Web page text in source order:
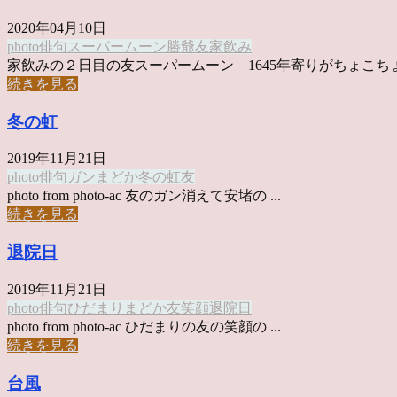
2020年04月10日
photo俳句スーパームーン 勝爺友家飲み
家飲みの２日目の友スーパームーン 1645年寄りがちょこち
続きを見る
冬の虹
2019年11月21日
photo俳句ガン まどか冬の虹友
photo from photo-ac 友のガン消えて安堵の ...
続きを見る
退院日
2019年11月21日
photo俳句ひだまり まどか友笑顔退院日
photo from photo-ac ひだまりの友の笑顔の ...
続きを見る
台風